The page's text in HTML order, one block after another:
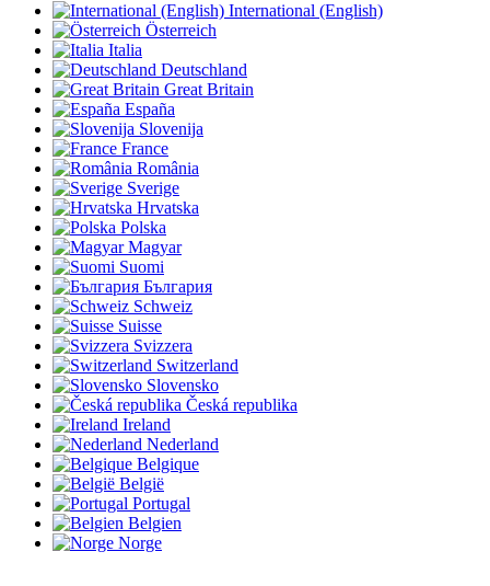
International (English)
Österreich
Italia
Deutschland
Great Britain
España
Slovenija
France
România
Sverige
Hrvatska
Polska
Magyar
Suomi
България
Schweiz
Suisse
Svizzera
Switzerland
Slovensko
Česká republika
Ireland
Nederland
Belgique
België
Portugal
Belgien
Norge